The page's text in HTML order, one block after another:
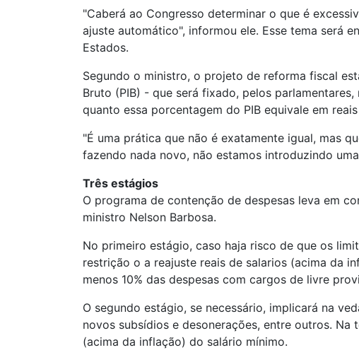
"Caberá ao Congresso determinar o que é
ajuste automático", informou ele. Esse tema será
Estados.
Segundo o ministro, o projeto de reforma fiscal
Bruto (PIB) - que será fixado, pelos
quanto essa porcentagem do PIB equivale em
"É uma prática que não é exatamente igual, mas
fazendo nada novo, não estamos introduzindo
Três estágios
O programa de contenção de despesas leva em
ministro Nelson Barbosa.
No primeiro estágio, caso haja risco de que os
restrição o a reajuste reais de salarios (acima da
menos 10% das despesas com cargos de livre
O segundo estágio, se necessário, implicará na
novos subsídios e desonerações, entre outros.
(acima da inflação) do salário mínimo.